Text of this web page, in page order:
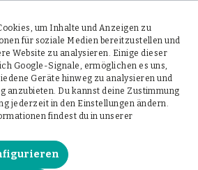
um Inhalte und Anzeigen zu
für soziale Medien bereitzustellen und
Website zu analysieren. Einige dieser
Google-Signale, ermöglichen es uns,
Geräte hinweg zu analysieren und
anzubieten. Du kannst deine Zustimmung
jederzeit in den Einstellungen ändern.
findest du in unserer